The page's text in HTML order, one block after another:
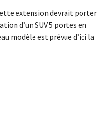
extension devrait porter
d’un SUV 5 portes en
modèle est prévue d’ici la